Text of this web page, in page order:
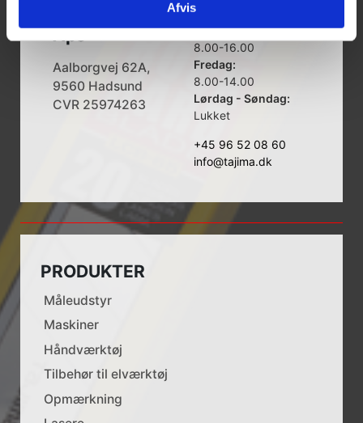
Afvis
Tajima Trading
Aps
Aalborgvej 62A,
9560 Hadsund
CVR 25974263
Åbningstider
Mandag - Torsdag:
8.00-16.00
Fredag:
8.00-14.00
Lørdag - Søndag:
Lukket
+45 96 52 08 60
info@tajima.dk
PRODUKTER
Måleudstyr
Maskiner
Håndværktøj
Tilbehør til elværktøj
Opmærkning